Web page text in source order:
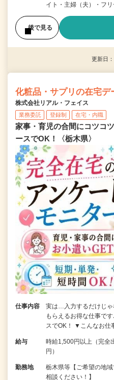
イト・主婦（夫）・フ
後で見る
更新日
化粧品・サプリの在宅デ
株式会社リアル・フェイス
業務委託 登録制 在宅・内職
家事・育児の合間にコツコ
ースでOK！〈栃木県〉
仕事内容
実は…入力するだけじゃ
もらえるお得な仕事で
スでOK！ ▼こんなお仕
給与
時給1,500円以上（完全
円）
勤務地
栃木県等【ご希望の地
相談ください！】